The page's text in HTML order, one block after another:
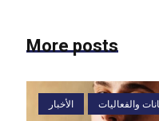
More posts
الأخبار والفعاليات